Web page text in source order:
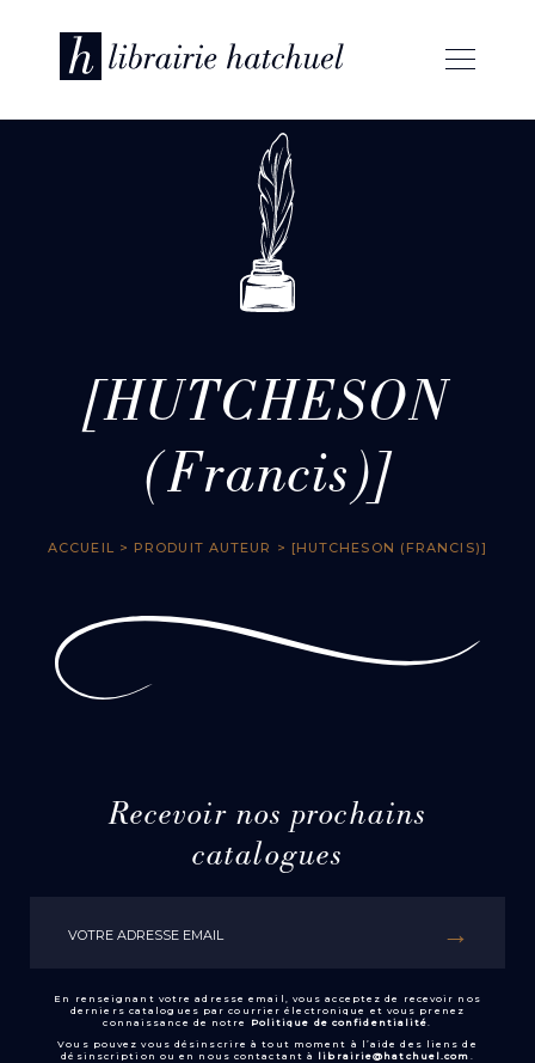
[HUTCHESON
(Francis)]
ACCUEIL > PRODUIT AUTEUR > [HUTCHESON (FRANCIS)]
Recevoir nos prochains
catalogues
En renseignant votre adresse email, vous acceptez de recevoir nos
derniers catalogues par courrier électronique et vous prenez
connaissance de notre
Politique de confidentialité.
Vous pouvez vous désinscrire à tout moment à l’aide des liens de
désinscription ou en nous contactant à librairie@hatchuel.com .